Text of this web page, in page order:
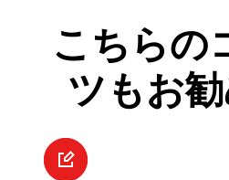
こちらの
ツもお